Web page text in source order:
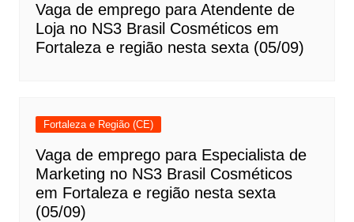
Vaga de emprego para Atendente de
Loja no NS3 Brasil Cosméticos em
Fortaleza e região nesta sexta (05/09)
Fortaleza e Região (CE)
Vaga de emprego para Especialista de
Marketing no NS3 Brasil Cosméticos
em Fortaleza e região nesta sexta
(05/09)